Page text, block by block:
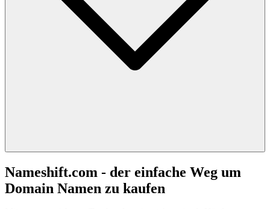
Nameshift.com - der einfache Weg um
Domain Namen zu kaufen